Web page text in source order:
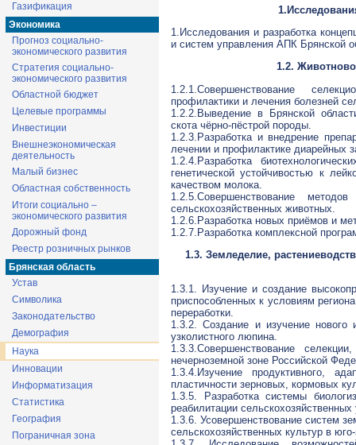
Газификация
Экономика
Прогноз социально-
экономического развития
Стратегия социально-
экономического развития
Областной бюджет
Целевые программы
Инвестиции
Внешнеэкономическая
деятельность
Малый бизнес
Областная собственность
Итоги социально –
экономического развития
Дорожный фонд
Реестр розничных рынков
Брянская область
Устав
Символика
Законодательство
Демография
Наука
Инновации
Информатизация
Статистика
География
Пограничная зона
1.Исследования и разработка
и систем управления АПК Брянской
1.2.
1.2.1.Совершенствование
профилактики и лечения болезней
1.2.2.Выведение в Брянской
скота чёрно-пёстрой породы.
1.2.3.Разработка и внедрение
лечении и профилактике диарейных
1.2.4.Разработка
генетической устойчивостью к
качеством молока.
1.2.5.Совершенствование
сельскохозяйственных животных.
1.2.6.Разработка новых приёмов и
1.2.7.Разработка комплексной
1.3. Земледелие,
1.3.1. Изучение и создание
приспособленных к условиям
переработки.
1.3.2. Создание и изучение нового
узколистного люпина.
1.3.3.Совершенствование
нечерноземной зоне Российской
1.3.4.Изучение продуктивного,
пластичности зерновых, кормовых
1.3.5. Разработка системы
реабилитации
1.3.6. Усовершенствование систем
сельскохозяйственных культур в